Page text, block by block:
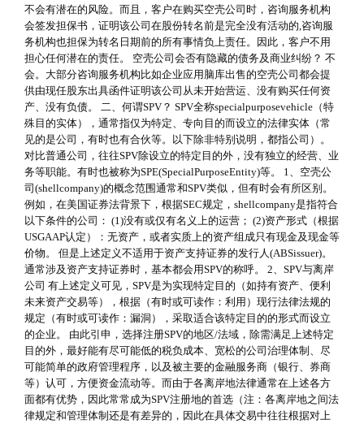
不会有潜在的风险。而且，客户在购买空壳公司时，咨询服务机构
会签发担保书，证明该公司在股份转名前是完全没有活动的,咨询服
务机构也担保为转名日期前的所有事情负上责任。因此，客户不用
担心任何潜在的责任。 空壳公司会否有隐藏的债务及商业纠纷？ 不
会。大部分咨询服务机构比如企业应用脑库出售的空壳公司都会提
供由现任股东出具函件证明该公司从未开始营运、没有购买任何资
产、没有负债。 二、何谓SPV？ SPV全称specialpurposevehicle（特
殊目的实体），通常指仅为特定、专向目的而设立的法律实体（常
见的是公司，有时也有合伙等。以下除非特别说明，都指公司）。
对比普通公司，往往SPV除设立的特定目的外，没有独立的经营、业
务等职能。有时也被称为SPE(SpecialPurposeEntity)等。 1、空壳公
司(shellcompany)的概念范围通常和SPV类似，但有时会有所区别。
例如，在美国证券法背景下，根据SEC规定，shellcompany是指符合
以下条件的公司： (1)没有或仅有名义上的运营； (2)资产形式（根据
USGAAP认定）：无资产，或者实质上的资产组成只有现金及现金等
价物。 但是上述定义不适用于资产支持证券的发行人(ABSissuer)。
通常涉及资产支持证券时，基本都会用SPV的称呼。 2、SPV与离岸
公司 有上述定义可见，SPV是为实现特定目的（如持有资产、便利
未来资产交易等），根据（有时或可读作：利用）现行法律法规的
规定（有时或可读作：漏洞），采取适合该特定目的的形式而设立
的企业。 由此引申，选择注册SPV的地区/法域，除需满足上述特定
目的外，最好能有尽可能低的税负成本、宽松的公司治理体制、尽
可能简单的政府管理程序，以及被主要的金融服务商（银行、券商
等）认可，方便资金流动等。而由于各离岸地法律通常在上述各方
面都有优势，因此常常成为SPV注册地的首选（注：各离岸地之间法
律规定和管理体制还是有差异的，因此在具体交易中往往根据对上